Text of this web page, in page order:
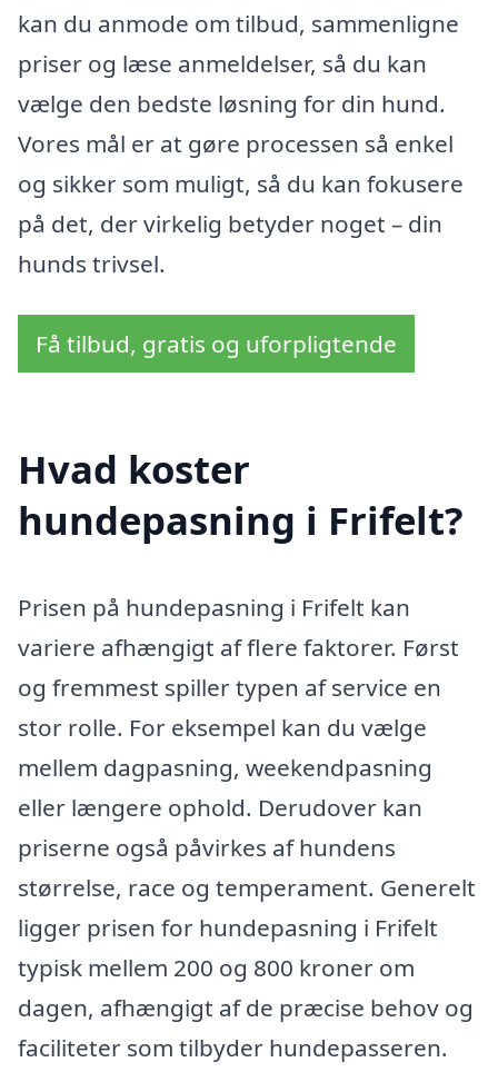
kan du anmode om tilbud, sammenligne
priser og læse anmeldelser, så du kan
vælge den bedste løsning for din hund.
Vores mål er at gøre processen så enkel
og sikker som muligt, så du kan fokusere
på det, der virkelig betyder noget – din
hunds trivsel.
Få tilbud, gratis og uforpligtende
Hvad koster
hundepasning i Frifelt?
Prisen på hundepasning i Frifelt kan
variere afhængigt af flere faktorer. Først
og fremmest spiller typen af service en
stor rolle. For eksempel kan du vælge
mellem dagpasning, weekendpasning
eller længere ophold. Derudover kan
priserne også påvirkes af hundens
størrelse, race og temperament. Generelt
ligger prisen for hundepasning i Frifelt
typisk mellem 200 og 800 kroner om
dagen, afhængigt af de præcise behov og
faciliteter som tilbyder hundepasseren.